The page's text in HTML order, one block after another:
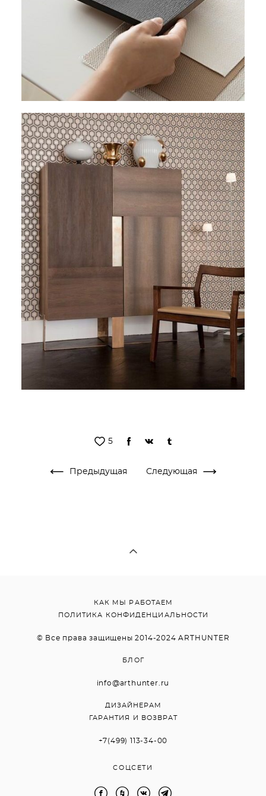
5
Предыдущая Следующая
КАК МЫ РАБОТАЕМ
ПОЛИТИКА КОНФИДЕНЦИАЛЬНОСТИ
© Все права защищены 2014-2024 ARTHUNTER
БЛОГ
info@arthunter.ru
ДИЗАЙНЕРАМ
ГАРАНТИЯ И ВОЗВРАТ
+7(499) 113-34-00
СОЦСЕТИ